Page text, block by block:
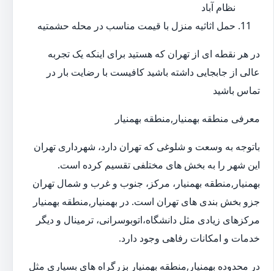
نظام آباد
حمل اثاثیه منزل با قیمت مناسب در محله حشمتیه
در هر نقطه ای از تهران که هستید برای اینکه یک تجربه
عالی از جابجایی داشته باشید کافیست با رضایت بار در
تماس باشید
معرفی منطقه بهمنیار,منطقه بهمنیار
باتوجه به وسعت و شلوغی که تهران دارد، شهرداری تهران
این شهر را به بخش های مختلفی تقسیم کرده است.
بهمنیار,منطقه بهمنیار، مرکز، جنوب و غرب و شمال تهران
جزو بخش بندی های تهران است. در بهمنیار,منطقه بهمنیار
مرکزهای زیادی مثل دانشگاه،اتوبوسرانی، ترمینال و دیگر
خدمات و امکانات رفاهی وجود دارد.
در محدوده بهمنیار,منطقه بهمنیار بزرگراه های بسیاری مثل